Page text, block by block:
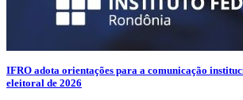
IFRO adota orientações para a comunicação
eleitoral de 2026